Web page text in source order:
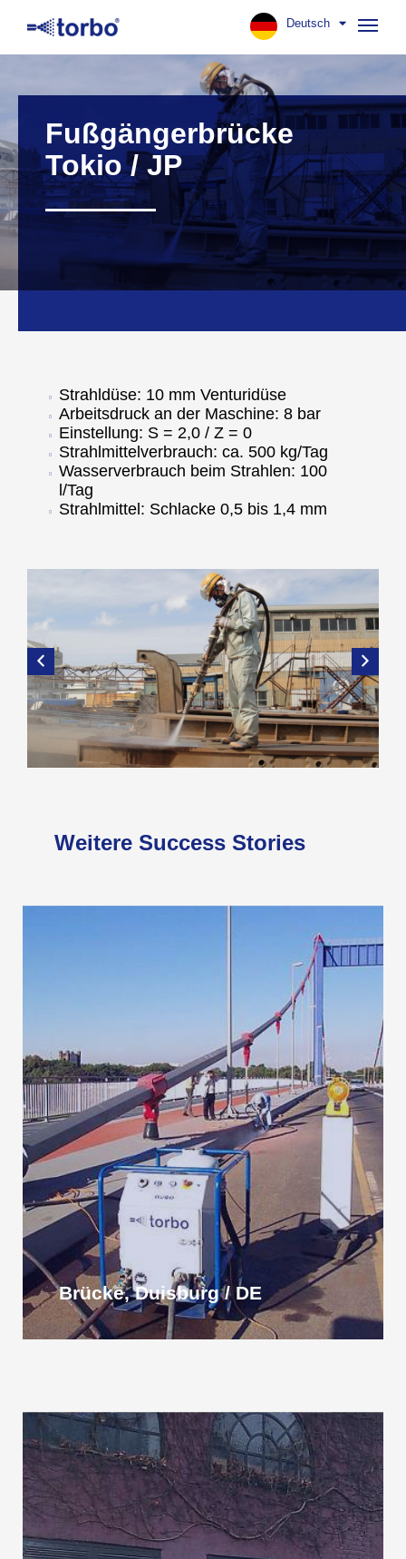
Deutsch
Fußgängerbrücke
Tokio / JP
Strahldüse: 10 mm Venturidüse
Arbeitsdruck an der Maschine: 8 bar
Einstellung: S = 2,0 / Z = 0
Strahlmittelverbrauch: ca. 500 kg/Tag
Wasserverbrauch beim Strahlen: 100
l/Tag
Strahlmittel: Schlacke 0,5 bis 1,4 mm
Weitere Success Stories
Brücke, Duisburg / DE